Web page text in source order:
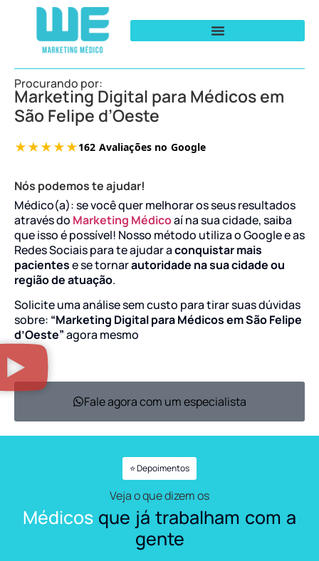
Procurando por:
Marketing Digital para Médicos em
São Felipe d’Oeste
Nós podemos te ajudar!
Médico(a): se você quer melhorar os seus resultados
através do Marketing Médicoaí na sua cidade, saiba
que isso é possível! Nosso método utiliza o Google e as
Redes Sociais para te ajudar aconquistar mais
pacientese se tornarautoridade na sua cidade ou
região de atuação.
Solicite uma análise sem custo para tirar suas dúvidas
sobre: “Marketing Digital para Médicos em São Felipe
d’Oeste”agora mesmo
Fale agora com um especialista
⭐ Depoimentos
Veja o que dizem os
Médicos que já trabalham com a
gente